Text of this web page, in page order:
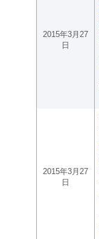
2015年3月27
日
2015年3月27
日